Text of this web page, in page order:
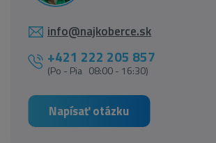
info@najkoberce.sk
+421 222 205 857
(Po - Pia 08:00 - 16:30)
Napísať otázku